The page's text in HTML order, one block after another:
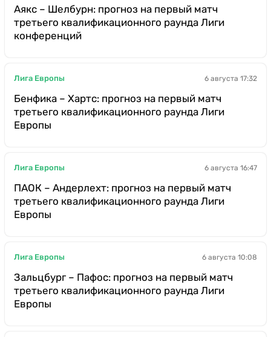
Аякс – Шелбурн: прогноз на первый матч
третьего квалификационного раунда Лиги
конференций
Лига Европы 6 августа 17:32
Бенфика – Хартс: прогноз на первый матч
третьего квалификационного раунда Лиги
Европы
Лига Европы 6 августа 16:47
ПАОК – Андерлехт: прогноз на первый матч
третьего квалификационного раунда Лиги
Европы
Лига Европы 6 августа 10:08
Зальцбург – Пафос: прогноз на первый матч
третьего квалификационного раунда Лиги
Европы